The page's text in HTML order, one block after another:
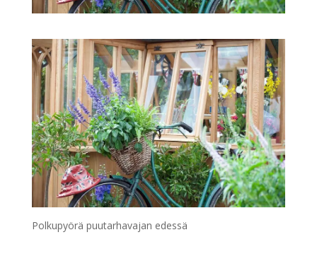
Polkupyörä puutarhavajan edessä